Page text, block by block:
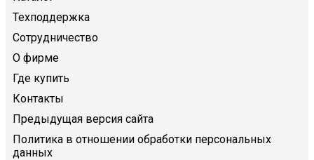
Техподдержка
Сотрудничество
О фирме
Где купить
Контакты
Предыдущая версия сайта
Политика в отношении обработки персональных
данных